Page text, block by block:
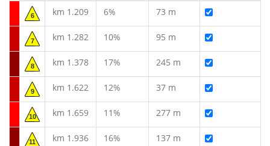
6 km 1.209 6% 73 m
7 km 1.282 10% 95 m
8 km 1.378 17% 245 m
9 km 1.622 12% 37 m
10 km 1.659 11% 277 m
11 km 1.936 16% 137 m